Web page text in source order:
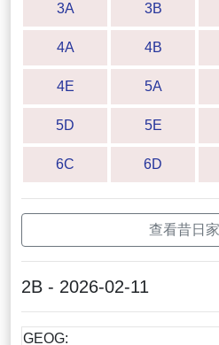
3A 3B
4A 4B
4E 5A
5D 5E
6C 6D
查看昔日
2B - 2026-02-11
GEOG: